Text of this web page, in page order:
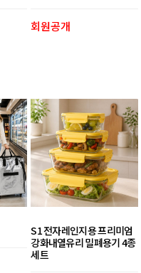
회원공개
S1 전자레인지용 프리미엄
강화내열유리 밀폐용기 4종
세트